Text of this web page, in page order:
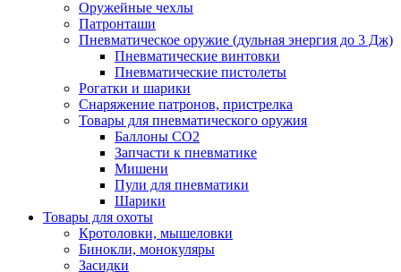
Оружейные чехлы
Патронташи
Пневматическое оружие (дульная энергия до 3 Дж)
Пневматические винтовки
Пневматические пистолеты
Рогатки и шарики
Снаряжение патронов, пристрелка
Товары для пневматического оружия
Баллоны СО2
Запчасти к пневматике
Мишени
Пули для пневматики
Шарики
Товары для охоты
Кротоловки, мышеловки
Бинокли, монокуляры
Засидки